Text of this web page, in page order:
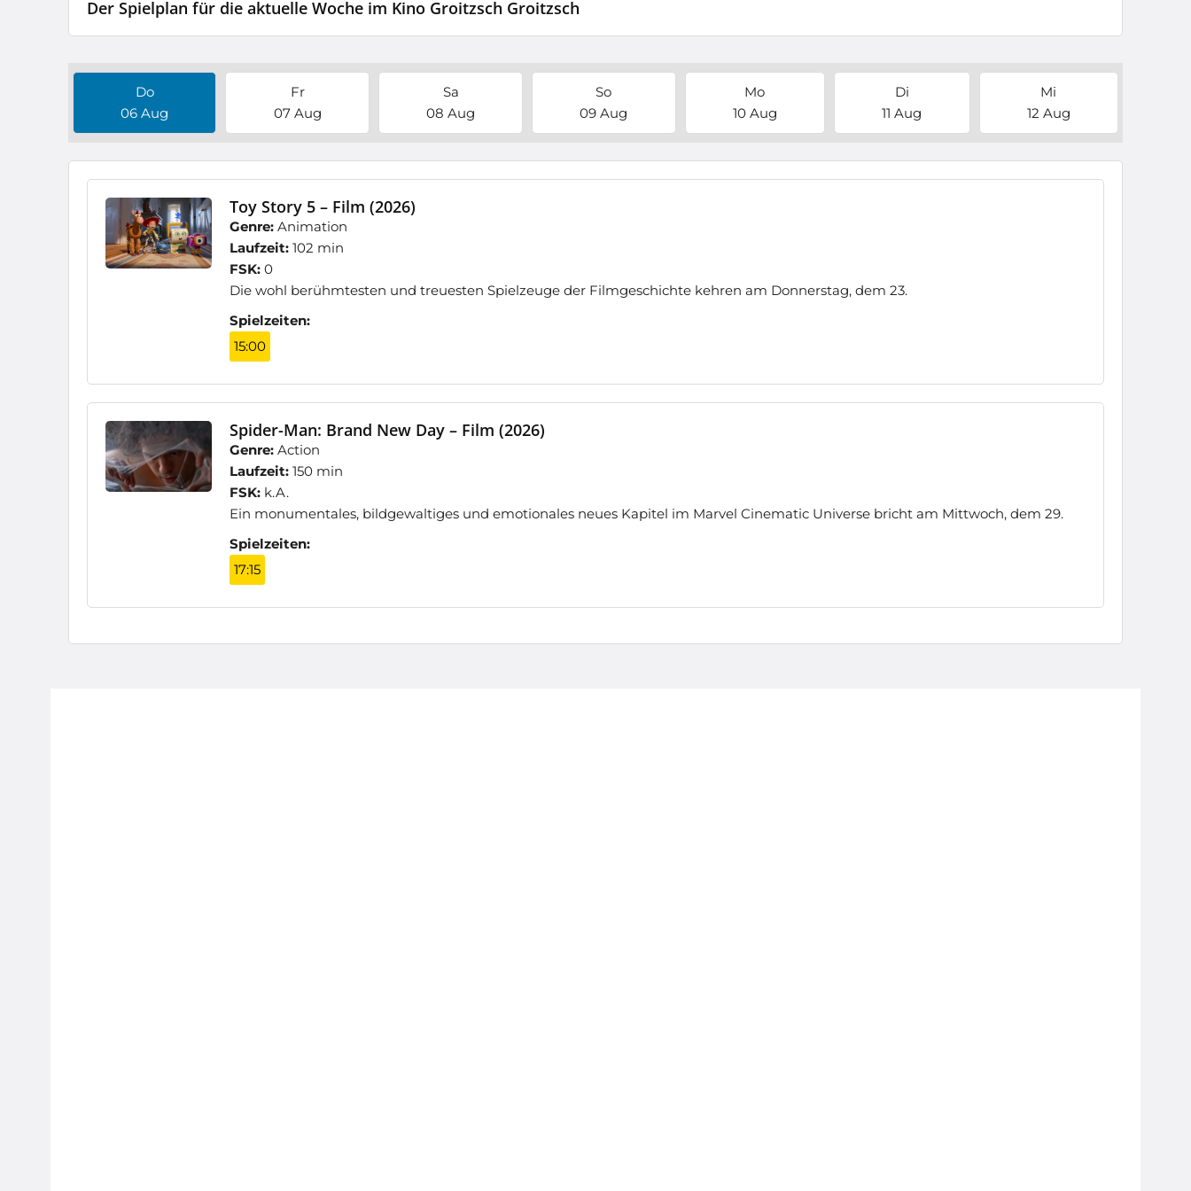
Der Spielplan für die aktuelle Woche im Kino Groitzsch Groitzsch
Do
06 Aug
Fr
07 Aug
Sa
08 Aug
So
09 Aug
Mo
10 Aug
Di
11 Aug
Mi
12 Aug
Toy Story 5 – Film (2026)
Genre: Animation
Laufzeit: 102 min
FSK: 0
Die wohl berühmtesten und treuesten Spielzeuge der Filmgeschichte kehren am Donnerstag, dem 23.
Spielzeiten:
15:00
Spider-Man: Brand New Day – Film (2026)
Genre: Action
Laufzeit: 150 min
FSK: k.A.
Ein monumentales, bildgewaltiges und emotionales neues Kapitel im Marvel Cinematic Universe bricht am Mittwoch, dem 29.
Spielzeiten:
17:15